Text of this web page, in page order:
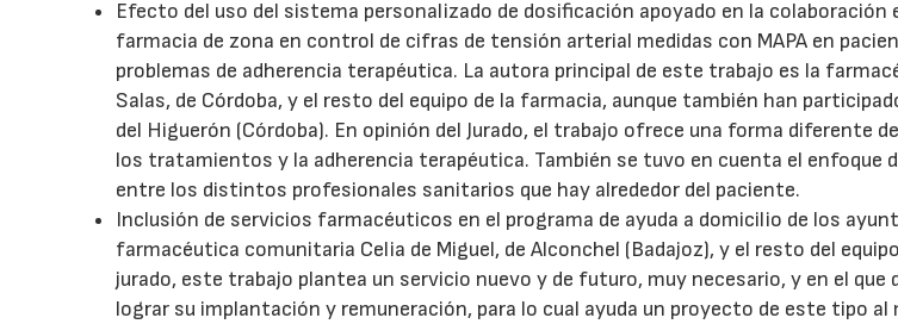
Efecto del uso del sistema personalizado de dosificación apoyado en la colaboración
farmacia de zona en control de cifras de tensión arterial medidas con MAPA en
problemas de adherencia terapéutica. La autora principal de este trabajo es la
Salas, de Córdoba, y el resto del equipo de la farmacia, aunque también han
del Higuerón (Córdoba). En opinión del Jurado, el trabajo ofrece una forma diferente
los tratamientos y la adherencia terapéutica. También se tuvo en cuenta el enfoque
entre los distintos profesionales sanitarios que hay alrededor del paciente.
Inclusión de servicios farmacéuticos en el programa de ayuda a domicilio de los
farmacéutica comunitaria Celia de Miguel, de Alconchel (Badajoz), y el resto del
jurado, este trabajo plantea un servicio nuevo y de futuro, muy necesario, y en el que
lograr su implantación y remuneración, para lo cual ayuda un proyecto de este tipo